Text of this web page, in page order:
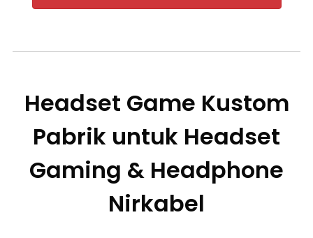
Headset Game Kustom
Pabrik untuk Headset
Gaming & Headphone
Nirkabel